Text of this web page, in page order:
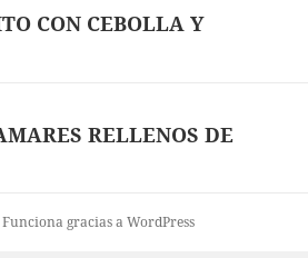
CON CEBOLLA Y
RELLENOS DE
Funciona gracias a WordPress